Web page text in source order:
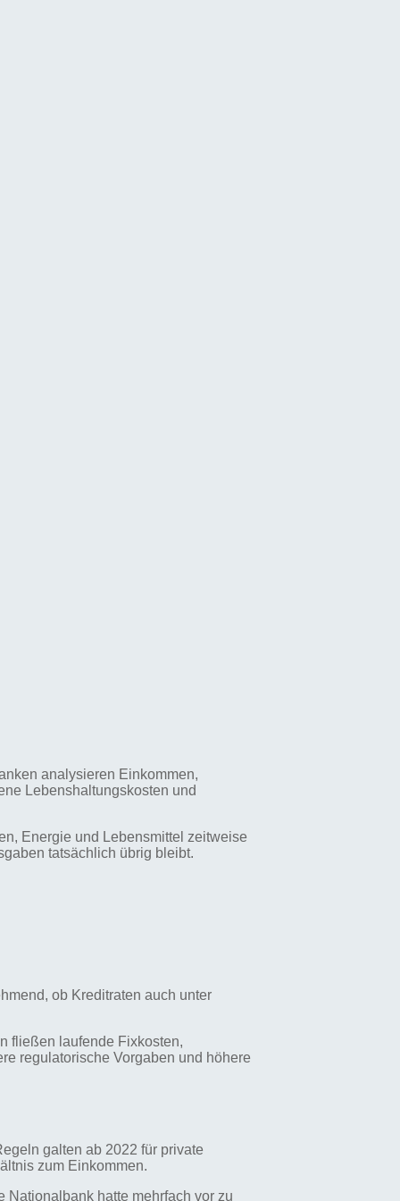
analysieren Einkommen,
Lebenshaltungskosten und
Energie und Lebensmittel zeitweise
tatsächlich übrig bleibt.
ob Kreditraten auch unter
fließen laufende Fixkosten,
regulatorische Vorgaben und höhere
galten ab 2022 für private
zum Einkommen.
hatte mehrfach vor zu